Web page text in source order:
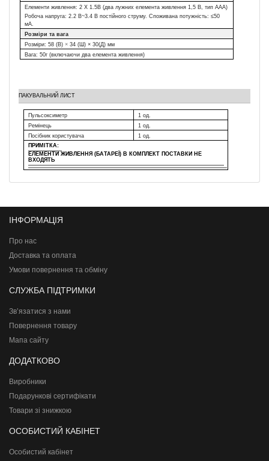
Елементи живлення: 2 X1.5В(два лужних елемента живлення 1,5 В, тип AAA)
Робоча напруга: 2.2 В~3.4 В постійного струму. Споживана потужність: ≤50
мA.
Розміри та вага
Розміри: 58 (В) ×34 (Ш) × 30(Д) мм
Вага: 50г(включаючи два елемента живлення)
ПАКУВАЛЬНИЙ ЛИСТ
Пульсоксиметр
1 од.
Ремінець
1 од.
Посібник користувача
1 од.
ПРИМІТКА:
ЕЛЕМЕНТИ ЖИВЛЕННЯ (БАТАРЕЇ) В КОМПЛЕКТ ПОСТАВКИ НЕ
ВХОДЯТЬ
ІНФОРМАЦІЯ
Про нас
Доставка та оплата
Умови повернення та обміну
СЛУЖБА ПІДТРИМКИ
Зв’язатися з нами
Повернення товару
Мапа сайту
ДОДАТКОВО
Виробники
Подарункові сертифікати
Товари зі знижкою
ОСОБИСТИЙ КАБІНЕТ
Особистий кабінет